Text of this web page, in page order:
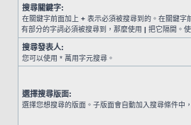
搜尋關鍵字:
在關鍵字前面加上 + 表示必須被搜尋到的。在關鍵字
有部分的字詞必須被搜尋到，那麼使用 | 把它隔開。使
搜尋發表人:
您可以使用 * 萬用字元搜尋。
選擇搜尋版面:
選擇您想搜尋的版面。子版面會自動加入搜尋條件中